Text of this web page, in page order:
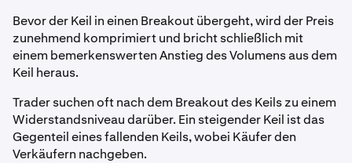
Bevor der Keil in einen Breakout übergeht, wird der Preis
zunehmend komprimiert und bricht schließlich mit
einem bemerkenswerten Anstieg des Volumens aus dem
Keil heraus.
Trader suchen oft nach dem Breakout des Keils zu einem
Widerstandsniveau darüber. Ein steigender Keil ist das
Gegenteil eines fallenden Keils, wobei Käufer den
Verkäufern nachgeben.